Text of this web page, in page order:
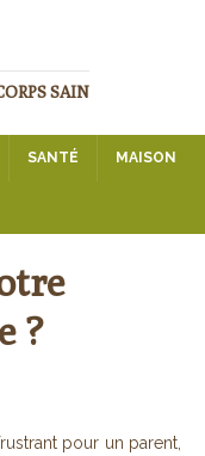
SAIN
SANTÉ MAISON
?
pour un parent,